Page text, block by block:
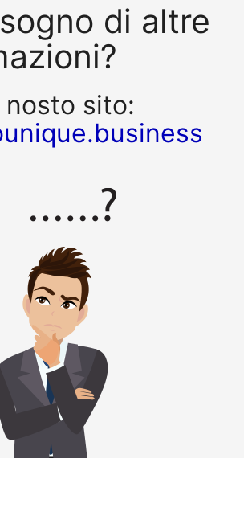
di altre
sito: